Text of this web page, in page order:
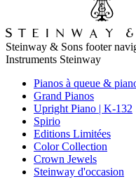
Steinway & Sons footer
Instruments Steinway
Pianos à queue &
Grand Pianos
Upright Piano | K-132
Spirio
Editions Limitées
Color Collection
Crown Jewels
Steinway d'occasion